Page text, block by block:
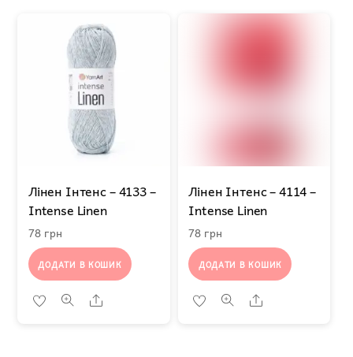
Лінен Інтенс – 4133 –
Intense Linen
78 грн
ДОДАТИ В КОШИК
Share
Лінен Інтенс – 4114 –
Intense Linen
78 грн
ДОДАТИ В КОШИК
Share